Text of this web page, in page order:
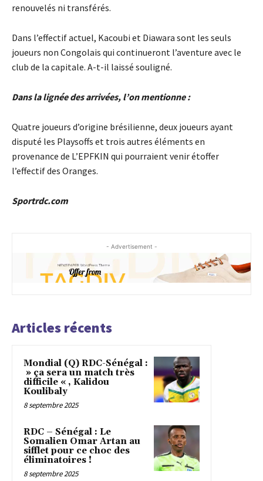
renouvelés ni transférés.
Dans l’effectif actuel, Kacoubi et Diawara sont les seuls
joueurs non Congolais qui continueront l’aventure avec le
club de la capitale. A-t-il laissé souligné.
Dans la lignée des arrivées, l’on mentionne :
Quatre joueurs d’origine brésilienne, deux joueurs ayant
disputé les Playsoffs et trois autres éléments en
provenance de L’EPFKIN qui pourraient venir étoffer
l’effectif des Oranges.
Sportrdc.com
- Advertisement -
Articles récents
Mondial (Q) RDC-Sénégal :
» ça sera un match très
difficile « , Kalidou
Koulibaly
8 septembre 2025
RDC – Sénégal : Le
Somalien Omar Artan au
sifflet pour ce choc des
éliminatoires !
8 septembre 2025